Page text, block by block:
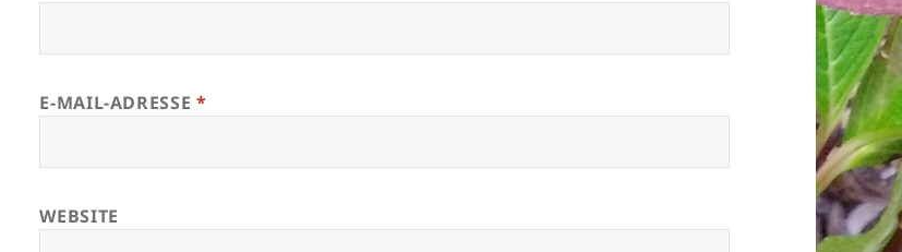
E-MAIL-ADRESSE *
WEBSITE